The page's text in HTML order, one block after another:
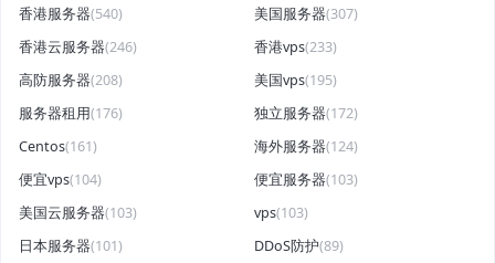
香港服务器(540) 美国服务器(307)
香港云服务器(246) 香港vps(233)
高防服务器(208) 美国vps(195)
服务器租用(176) 独立服务器(172)
Centos(161) 海外服务器(124)
便宜vps(104) 便宜服务器(103)
美国云服务器(103) vps(103)
日本服务器(101) DDoS防护(89)